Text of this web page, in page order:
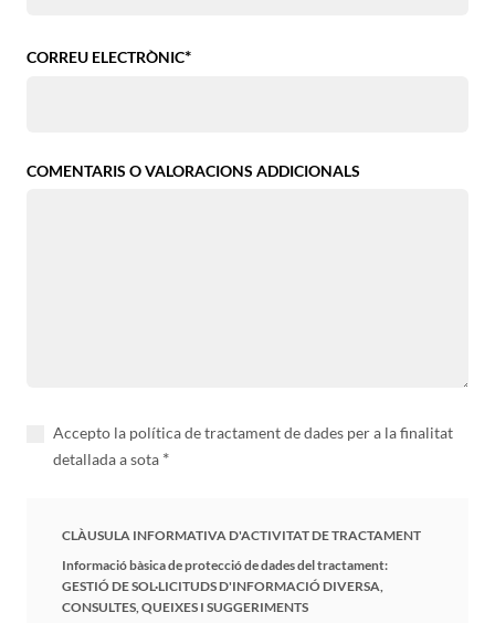
CORREU ELECTRÒNIC*
COMENTARIS O VALORACIONS ADDICIONALS
Accepto la política de tractament de dades per a la finalitat
detallada a sota *
CLÀUSULA INFORMATIVA D'ACTIVITAT DE TRACTAMENT
Informació bàsica de protecció de dades del tractament:
GESTIÓ DE SOL·LICITUDS D'INFORMACIÓ DIVERSA,
CONSULTES, QUEIXES I SUGGERIMENTS